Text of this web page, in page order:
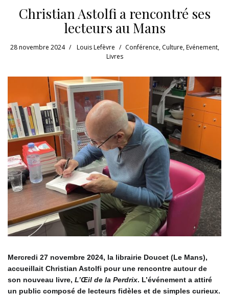
Christian Astolfi a rencontré ses
lecteurs au Mans
28 novembre 2024 Louis Lefèvre Conférence, Culture,Evénement,
Livres
Mercredi 27 novembre 2024, la librairie Doucet (Le Mans),
accueillait Christian Astolfi pour une rencontre autour de
son nouveau livre, L’Œil de la Perdrix. L’événement a attiré
un public composé de lecteurs fidèles et de simples curieux.